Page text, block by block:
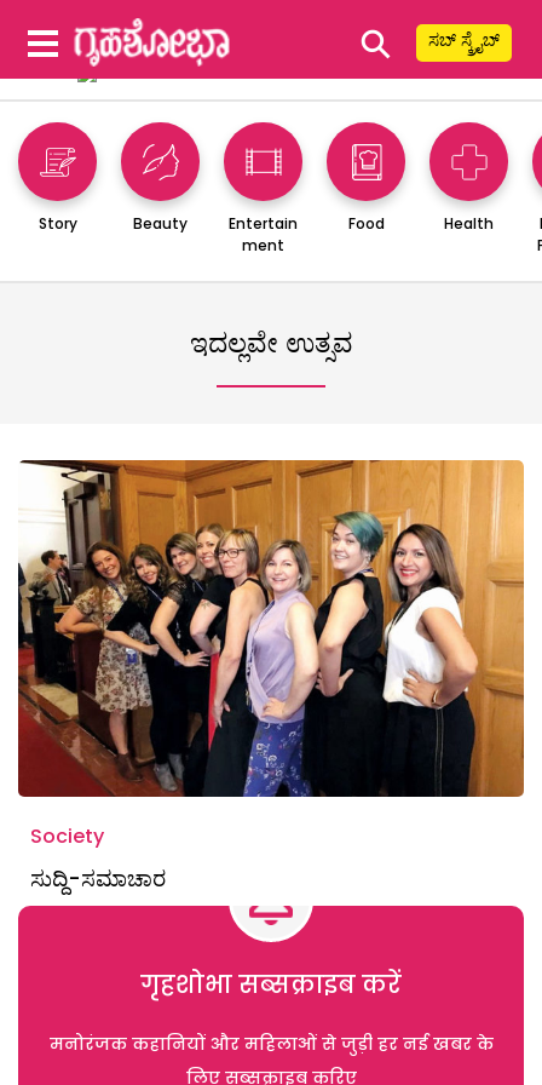
⚲ ಸಬ್ ಸ್ಕ್ರೈಬ್
Story Beauty
Entertain
ment
Food Health
ಇದಲ್ಲವೇ ಉತ್ಸವ
Society
ಸುದ್ದಿ-ಸಮಾಚಾರ
गृहशोभा सब्सक्राइब करें
मनोरंजक कहानियों और महिलाओं से जुड़ी हर नई खबर के
लिए सब्सक्राइब करिए